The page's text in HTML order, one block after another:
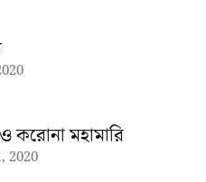
করোনা মহামারি
2020